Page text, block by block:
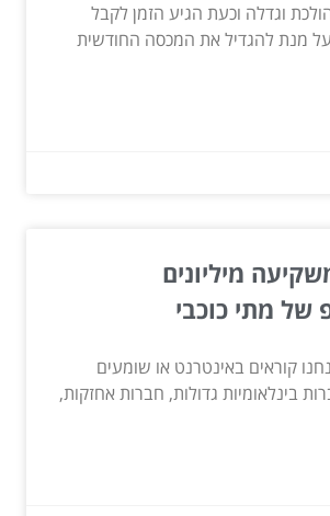
וגדלה וכעת הגיע הזמן לקבל
מנת להגדיל את המכסה החודשית
מיליונים
מתי כוכבי
קוראים באינטרנט או שומעים
בינלאומיות גדולות, חברות אחזקות,